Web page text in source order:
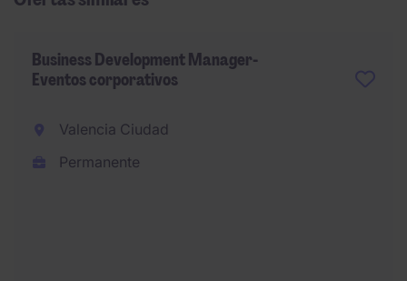
Business Development Manager-
Eventos corporativos
Valencia Ciudad
Permanente